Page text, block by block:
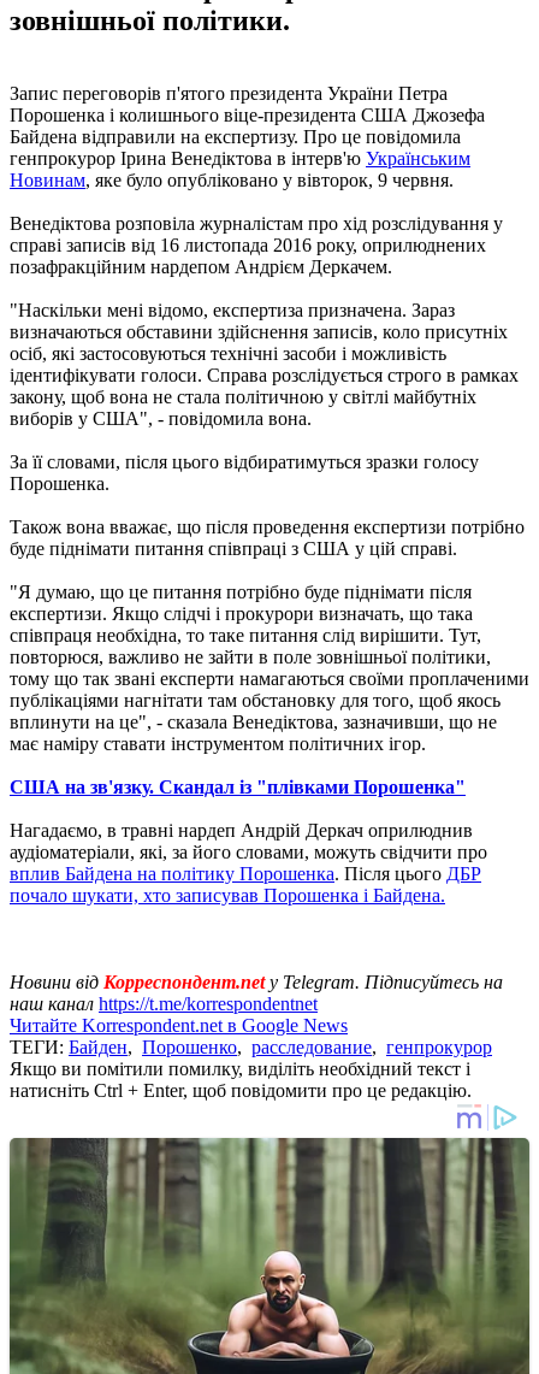
зовнішньої політики.
Запис переговорів п'ятого президента України Петра
Порошенка і колишнього віце-президента США Джозефа
Байдена відправили на експертизу. Про це повідомила
генпрокурор Ірина Венедіктова в інтерв'ю Українським
Новинам, яке було опубліковано у вівторок, 9 червня.
Венедіктова розповіла журналістам про хід розслідування у
справі записів від 16 листопада 2016 року, оприлюднених
позафракційним нардепом Андрієм Деркачем.
"Наскільки мені відомо, експертиза призначена. Зараз
визначаються обставини здійснення записів, коло присутніх
осіб, які застосовуються технічні засоби і можливість
ідентифікувати голоси. Справа розслідується строго в рамках
закону, щоб вона не стала політичною у світлі майбутніх
виборів у США", - повідомила вона.
За її словами, після цього відбиратимуться зразки голосу
Порошенка.
Також вона вважає, що після проведення експертизи потрібно
буде піднімати питання співпраці з США у цій справі.
"Я думаю, що це питання потрібно буде піднімати після
експертизи. Якщо слідчі і прокурори визначать, що така
співпраця необхідна, то таке питання слід вирішити. Тут,
повторюся, важливо не зайти в поле зовнішньої політики,
тому що так звані експерти намагаються своїми проплаченими
публікаціями нагнітати там обстановку для того, щоб якось
вплинути на це", - сказала Венедіктова, зазначивши, що не
має наміру ставати інструментом політичних ігор.
США на зв'язку. Скандал із "плівками Порошенка"
Нагадаємо, в травні нардеп Андрій Деркач оприлюднив
аудіоматеріали, які, за його словами, можуть свідчити про
вплив Байдена на політику Порошенка. Після цього ДБР
почало шукати, хто записував Порошенка і Байдена.
Новини від Корреспондент.net у Telegram. Підписуйтесь на
наш канал https://t.me/korrespondentnet
Читайте Korrespondent.net в Google News
ТЕГИ: Байден, Порошенко, расследование, генпрокурор
Якщо ви помітили помилку, виділіть необхідний текст і
натисніть Ctrl + Enter, щоб повідомити про це редакцію.